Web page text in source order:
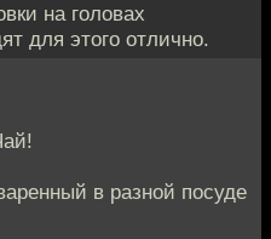
на головах
для этого отлично.
в разной посуде